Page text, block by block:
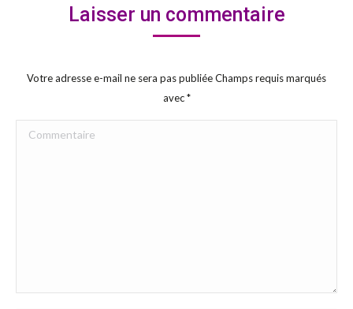
Laisser un commentaire
Votre adresse e-mail ne sera pas publiée Champs requis marqués
avec*
Commentaire